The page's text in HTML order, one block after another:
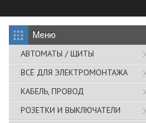
АВТОМАТЫ / ЩИТЫ
ВСЁ ДЛЯ ЭЛЕКТРОМОНТАЖА
КАБЕЛЬ, ПРОВОД
РОЗЕТКИ И ВЫКЛЮЧАТЕЛИ